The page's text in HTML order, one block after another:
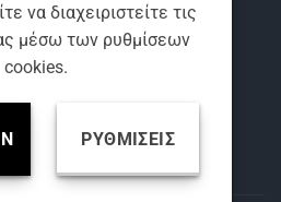
να διαχειριστείτε τις
μέσω των ρυθμίσεων
cookies.
ΡΥΘΜΊΣΕΙΣ
μας